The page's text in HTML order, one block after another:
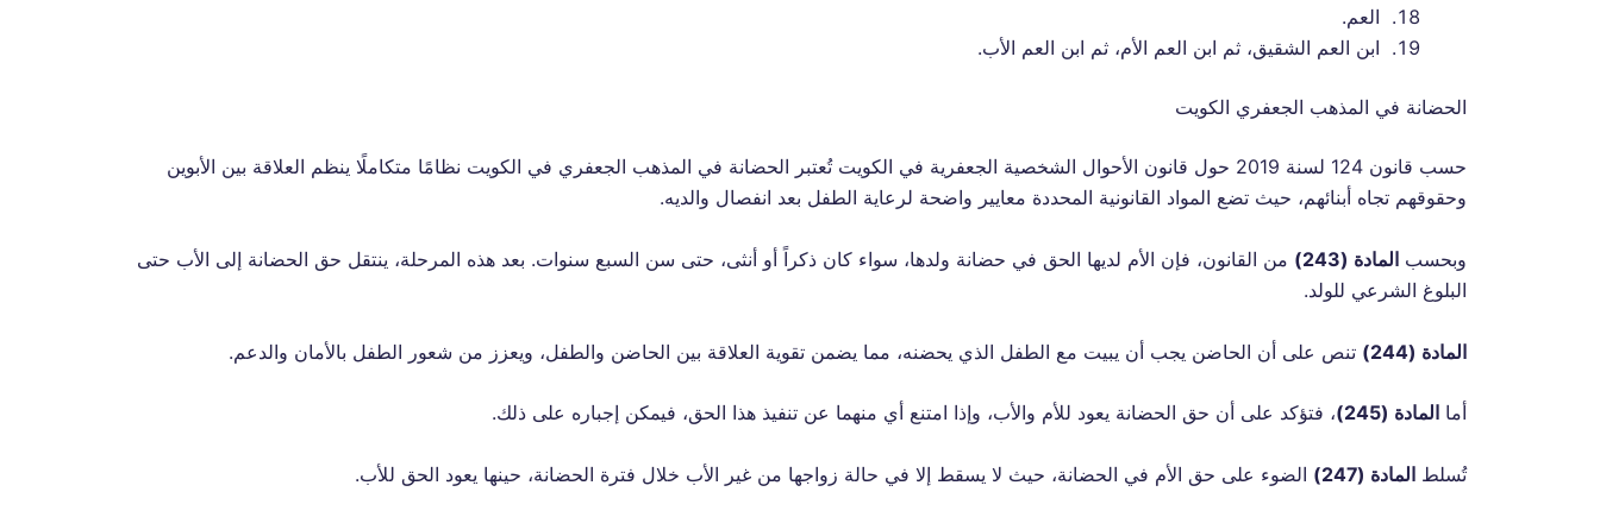
العم.
ابن العم الشقيق، ثم ابن العم الأم، ثم ابن العم الأب.
الحضانة في المذهب الجعفري الكويت
حسب قانون 124 لسنة 2019 حول قانون الأحوال الشخصية الجعفرية في الكويت تُعتبر الحضانة في المذهب الجعفري في الكويت نظامًا متكاملًا ينظم العلاقة بين الأبوين
وحقوقهم تجاه أبنائهم، حيث تضع المواد القانونية المحددة معايير واضحة لرعاية الطفل بعد انفصال والديه.
وبحسب المادة (243)
من القانون، فإن الأم لديها الحق في حضانة ولدها، سواء كان ذكراً أو أنثى، حتى سن السبع سنوات. بعد هذه المرحلة، ينتقل حق الحضانة إلى الأب حتى
البلوغ الشرعي للولد.
المادة (244) تنص على أن الحاضن يجب أن يبيت مع الطفل الذي يحضنه، مما يضمن تقوية العلاقة بين الحاضن والطفل، ويعزز من شعور الطفل بالأمان والدعم.
أما المادة (245) ، فتؤكد على أن حق الحضانة يعود للأم والأب، وإذا امتنع أي منهما عن تنفيذ هذا الحق، فيمكن إجباره على ذلك.
تُسلط المادة (247) الضوء على حق الأم في الحضانة، حيث لا يسقط إلا في حالة زواجها من غير الأب خلال فترة الحضانة، حينها يعود الحق للأب.